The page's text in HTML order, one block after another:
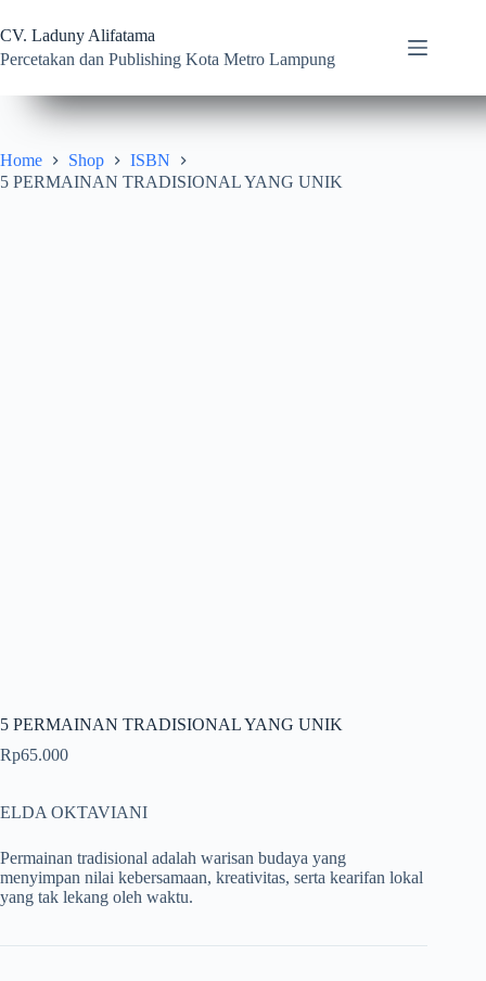
to
content
CV. Laduny Alifatama
Percetakan dan Publishing Kota Metro Lampung
Home Shop
ISBN
5 PERMAINAN TRADISIONAL YANG UNIK
5 PERMAINAN TRADISIONAL YANG UNIK
Rp65.000
ELDA OKTAVIANI
Permainan tradisional adalah warisan budaya yang
menyimpan nilai kebersamaan, kreativitas, serta kearifan lokal
yang tak lekang oleh waktu.